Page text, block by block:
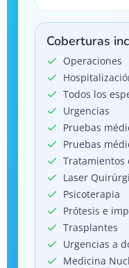
Coberturas
Operaciones
Todos los
Urgencias
Pruebas
Pruebas
Tratamientos
Laser
Psicoterapia
Prótesis e
Trasplantes
Urgencias a
Medicina